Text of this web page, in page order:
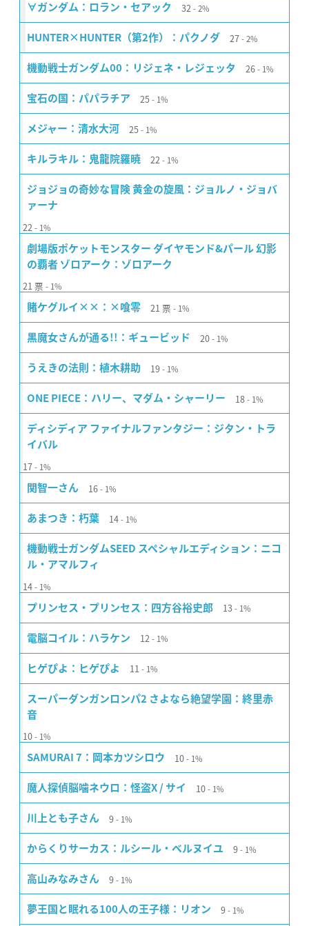
∀ガンダム：ロラン・セアック 32 2%
HUNTER×HUNTER（第2作）：パクノダ 27 2%
機動戦士ガンダム00：リジェネ・レジェッタ 26 1%
宝石の国：パパラチア 25 1%
メジャー：清水大河 25 1%
キルラキル：鬼龍院羅暁 22 1%
ジョジョの奇妙な冒険 黄金の旋風：ジョルノ・ジョバ
ァーナ
22 1%
劇場版ポケットモンスター ダイヤモンド&パール 幻影
の覇者 ゾロアーク：ゾロアーク
21 票 1%
賭ケグルイ××：×喰零 21 票 1%
黒魔女さんが通る!!：ギュービッド 20 1%
うえきの法則：植木耕助 19 1%
ONE PIECE：ハリー、マダム・シャーリー 18 1%
ディシディア ファイナルファンタジー：ジタン・トラ
イバル
17 1%
関智一さん 16 1%
あまつき：朽葉 14 1%
機動戦士ガンダムSEED スペシャルエディション：ニコ
ル・アマルフィ
14 1%
プリンセス・プリンセス：四方谷裕史郎 13 1%
電脳コイル：ハラケン 12 1%
ヒゲぴよ：ヒゲぴよ 11 1%
スーパーダンガンロンパ2 さよなら絶望学園：終里赤
音
10 1%
SAMURAI 7：岡本カツシロウ 10 1%
魔人探偵脳噛ネウロ：怪盗X / サイ 10 1%
川上とも子さん 9 1%
からくりサーカス：ルシール・ベルヌイユ 9 1%
高山みなみさん 9 1%
夢王国と眠れる100人の王子様：リオン 9 1%